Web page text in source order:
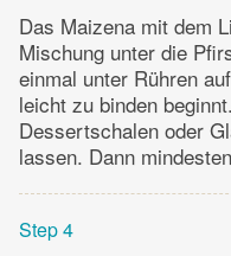
Das Maizena mit dem
Mischung unter die
einmal unter Rühren
leicht zu binden
Dessertschalen oder
lassen. Dann
Step 4